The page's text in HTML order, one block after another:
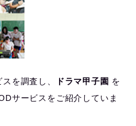
を調査し、 ドラマ甲子園 を
サービスをご紹介していま